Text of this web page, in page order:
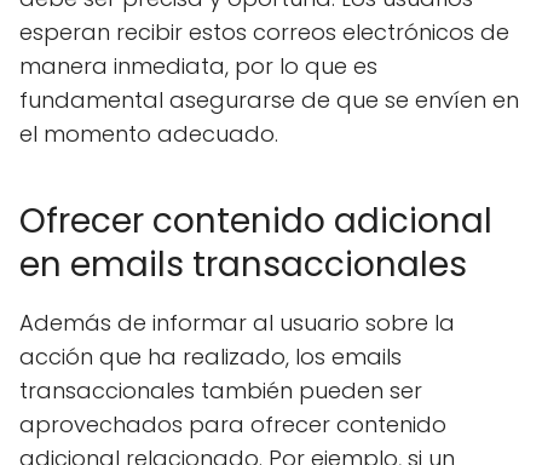
esperan recibir estos correos electrónicos de
manera inmediata, por lo que es
fundamental asegurarse de que se envíen en
el momento adecuado.
Ofrecer contenido adicional
en emails transaccionales
Además de informar al usuario sobre la
acción que ha realizado, los emails
transaccionales también pueden ser
aprovechados para ofrecer contenido
adicional relacionado. Por ejemplo, si un